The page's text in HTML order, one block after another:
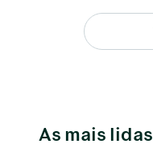
As mais lidas